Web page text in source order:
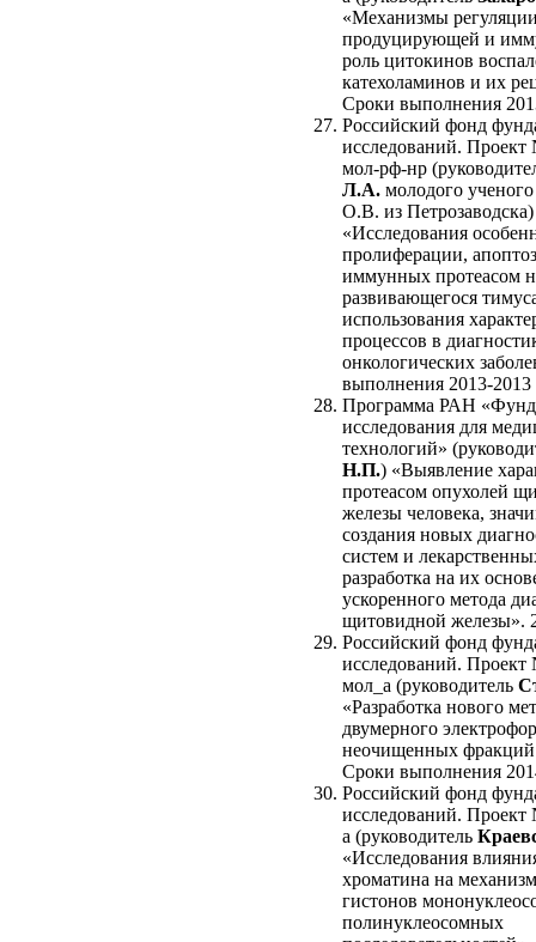
«Механизмы
продуцирующей и
роль цитокинов
катехоламинов и их
Сроки выполнения
Российский фонд
исследований.
мол-рф-нр
Л.А. молодого
О.В. из Петрозаводска)
«Исследования
пролиферации,
иммунных протеасом
развивающегося
использования
процессов в
онкологических
выполнения 2013-2013
Программа РАН
исследования для
технологий»
Н.П.) «Выявление
протеасом опухолей
железы человека,
создания новых
систем и
разработка на их
ускоренного метода
щитовидной железы».
Российский фонд
исследований.
мол_а (руководитель
«Разработка нового
двумерного
неочищенных фракций
Сроки выполнения
Российский фонд
исследований.
а (руководитель
«Исследования
хроматина на
гистонов
полинуклеосомных